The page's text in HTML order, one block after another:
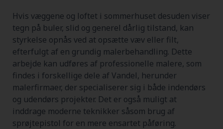
Hvis væggene og loftet i sommerhuset desuden viser
tegn på buler, slid og generel dårlig tilstand, kan
styrkelse opnås ved at opsætte væv eller filt,
efterfulgt af en grundig malerbehandling. Dette
arbejde kan udføres af professionelle malere, som
findes i forskellige dele af Vandel, herunder
malerfirmaer, der specialiserer sig i både indendørs
og udendørs projekter. Det er også muligt at
inddrage moderne teknikker såsom brug af
sprøjtepistol for en mere ensartet påføring.